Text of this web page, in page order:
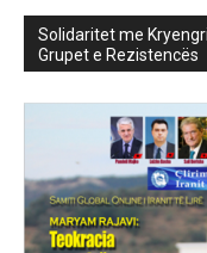
Solidaritet me
Grupet e Rezistencës